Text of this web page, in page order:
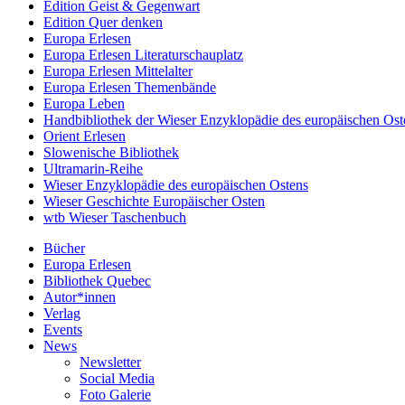
Edition Geist & Gegenwart
Edition Quer denken
Europa Erlesen
Europa Erlesen Literaturschauplatz
Europa Erlesen Mittelalter
Europa Erlesen Themenbände
Europa Leben
Handbibliothek der Wieser Enzyklopädie des europäischen
Orient Erlesen
Slowenische Bibliothek
Ultramarin-Reihe
Wieser Enzyklopädie des europäischen Ostens
Wieser Geschichte Europäischer Osten
wtb Wieser Taschenbuch
Bücher
Europa Erlesen
Bibliothek Quebec
Autor*innen
Verlag
Events
News
Newsletter
Social Media
Foto Galerie